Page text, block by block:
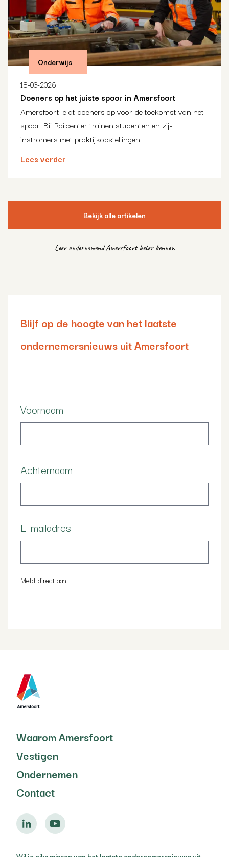
Onderwijs
18-03-2026
Doeners op het juiste spoor in Amersfoort
Amersfoort leidt doeners op voor de toekomst van het
spoor. Bij Railcenter trainen studenten en zij-
instromers met praktijkopstellingen.
Lees verder
Bekijk alle artikelen
Leer ondernemend Amersfoort beter kennen
Blijf op de hoogte van het laatste
ondernemersnieuws uit Amersfoort
Voornaam
Achternaam
E-mailadres
Waarom Amersfoort
Vestigen
Ondernemen
Contact